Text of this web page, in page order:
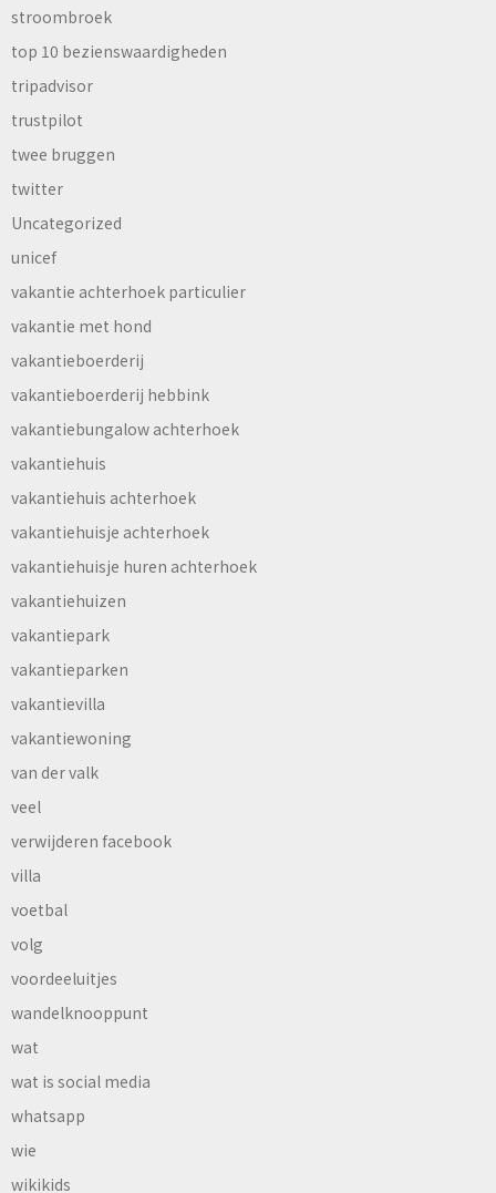
stroombroek
top 10 bezienswaardigheden
tripadvisor
trustpilot
twee bruggen
twitter
Uncategorized
unicef
vakantie achterhoek particulier
vakantie met hond
vakantieboerderij
vakantieboerderij hebbink
vakantiebungalow achterhoek
vakantiehuis
vakantiehuis achterhoek
vakantiehuisje achterhoek
vakantiehuisje huren achterhoek
vakantiehuizen
vakantiepark
vakantieparken
vakantievilla
vakantiewoning
van der valk
veel
verwijderen facebook
villa
voetbal
volg
voordeeluitjes
wandelknooppunt
wat
wat is social media
whatsapp
wie
wikikids